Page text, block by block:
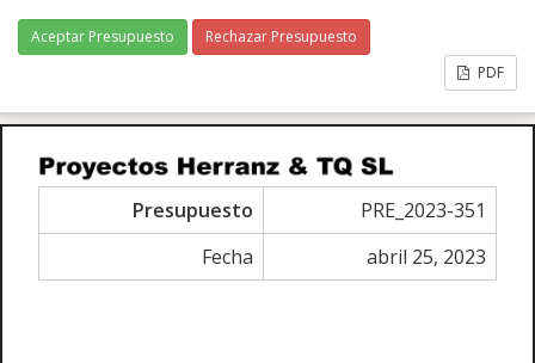
Aceptar Presupuesto
Rechazar Presupuesto
PDF
Presupuesto
PRE_2023-351
Fecha
abril 25, 2023